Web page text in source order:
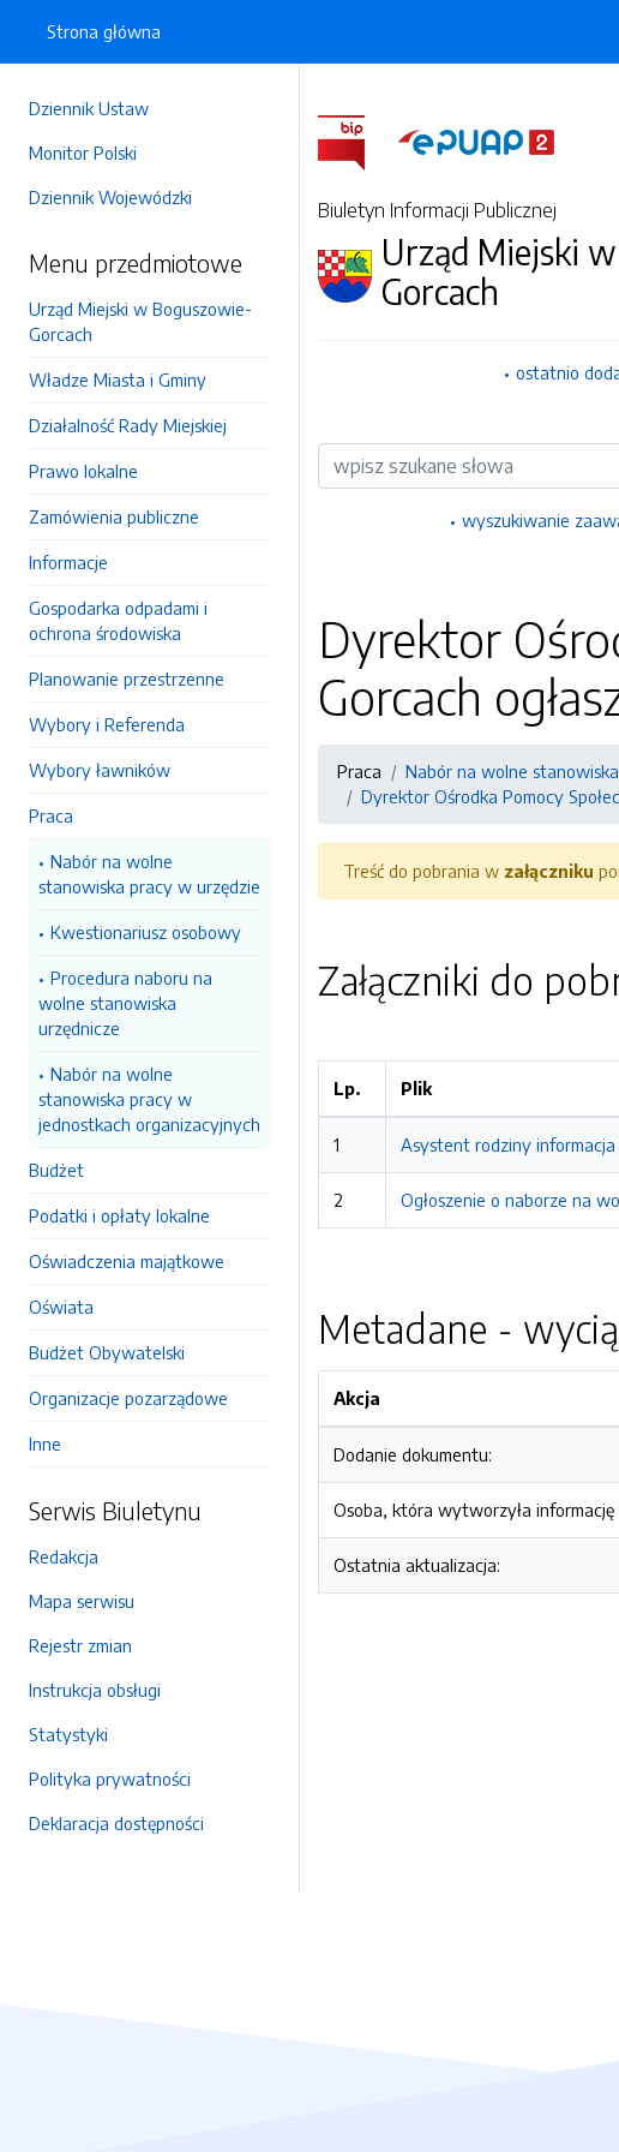
Dziennik Ustaw
Monitor Polski
Dziennik Wojewódzki
Menu przedmiotowe
Urząd Miejski w Boguszowie-
Gorcach
Władze Miasta i Gminy
Działalność Rady Miejskiej
Prawo lokalne
Zamówienia publiczne
Informacje
Gospodarka odpadami i
ochrona środowiska
Planowanie przestrzenne
Wybory i Referenda
Wybory ławników
Praca
Nabór na wolne
stanowiska pracy w urzędzie
Kwestionariusz osobowy
Procedura naboru na
wolne stanowiska
urzędnicze
Nabór na wolne
stanowiska pracy w
jednostkach organizacyjnych
Budżet
Podatki i opłaty lokalne
Oświadczenia majątkowe
Oświata
Budżet Obywatelski
Organizacje pozarządowe
Inne
Serwis Biuletynu
Redakcja
Mapa serwisu
Rejestr zmian
Instrukcja obsługi
Statystyki
Polityka prywatności
Deklaracja dostępności
Strona główna
Biuletyn Informacji Publicznej
Urząd Miejski
Gorcach
ostatnio
Wyszukiwarka
wyszukiwanie
Dyrektor
Gorcach
Praca Nabór na wolne
Dyrektor Ośrodka Pomocy
Treść do pobrania w załączniku
Załączniki do
Lp. Plik
1 Asystent rodziny
2 Ogłoszenie o naborze na
Metadane -
Akcja
Dodanie dokumentu:
Osoba, która wytworzyła
Ostatnia aktualizacja: